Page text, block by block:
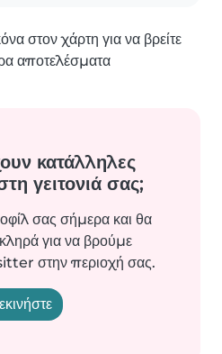
στον χάρτη για να βρείτε
αποτελέσματα
κατάλληλες
γειτονιά σας;
σας σήμερα και θα
για να βρούμε
στην περιοχή σας.